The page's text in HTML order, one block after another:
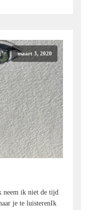
maart 3, 2020
neem ik niet de tijd
je te luisterenIk